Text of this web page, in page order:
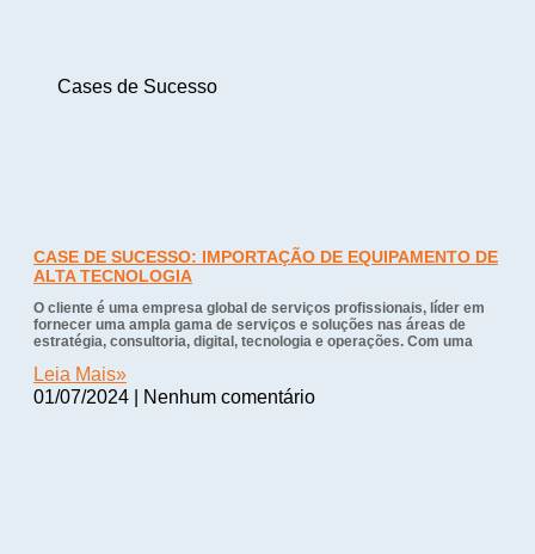
Cases de Sucesso
CASE DE SUCESSO: IMPORTAÇÃO DE EQUIPAMENTO DE
ALTA TECNOLOGIA
O cliente é uma empresa global de serviços profissionais, líder em
fornecer uma ampla gama de serviços e soluções nas áreas de
estratégia, consultoria, digital, tecnologia e operações. Com uma
Leia Mais»
01/07/2024
Nenhum comentário